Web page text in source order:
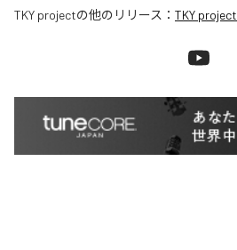
TKY projectの他のリリース： TKY project